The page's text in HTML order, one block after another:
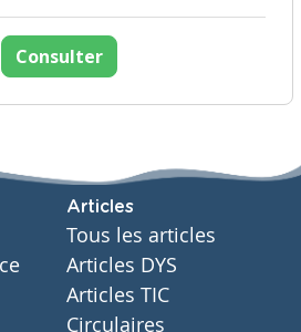
Consulter
Articles
Tous les articles
Articles DYS
Articles TIC
Circulaires